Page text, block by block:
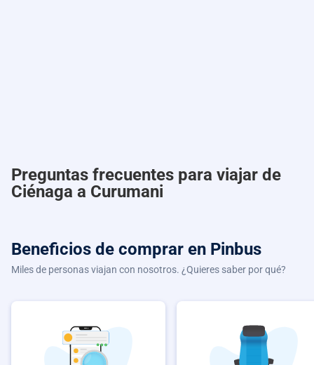
Preguntas frecuentes para viajar de
Ciénaga a Curumani
Beneficios de comprar en Pinbus
Miles de personas viajan con nosotros. ¿Quieres saber por qué?